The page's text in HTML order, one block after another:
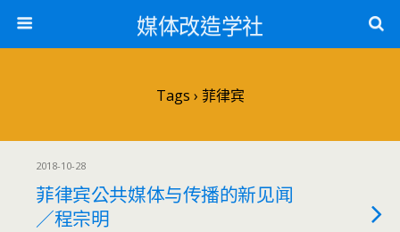
媒体改造学社
Tags › 菲律宾
2018-10-28
菲律宾公共媒体与传播的新见闻
／程宗明